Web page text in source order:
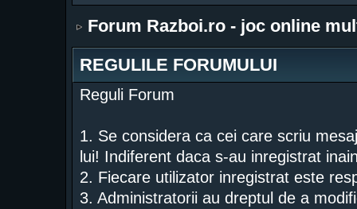
Forum Razboi.ro - joc online
REGULILE FORUMULUI
Reguli Forum
1. Se considera ca cei care scriu
lui! Indiferent daca s-au inregistrat
2. Fiecare utilizator inregistrat este
3. Administratorii au dreptul de a